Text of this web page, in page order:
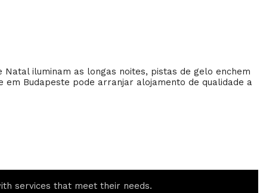
iluminam as longas noites, pistas de gelo enchem
Budapeste pode arranjar alojamento de qualidade a
services that meet their needs.